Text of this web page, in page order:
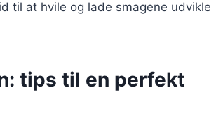
til at hvile og lade smagene udvikle
tips til en perfekt